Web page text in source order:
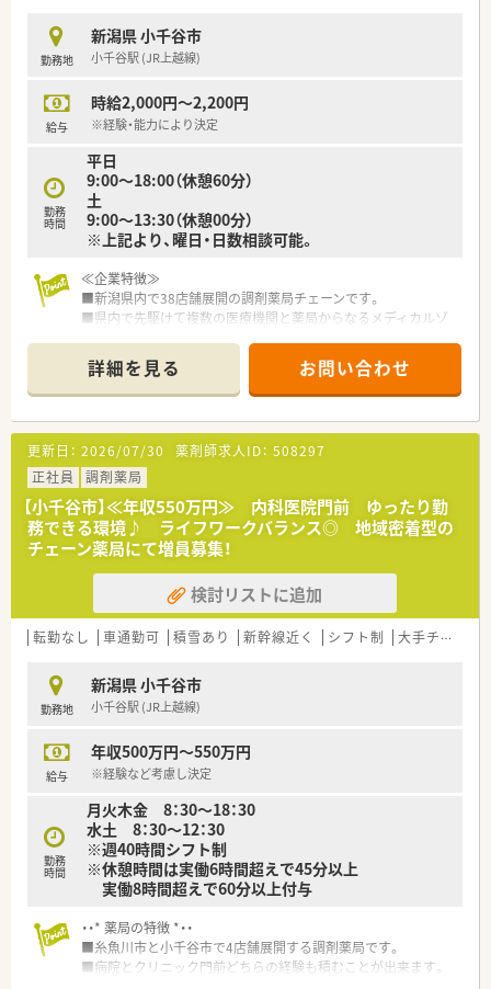
≪福利厚生≫
■最大6連休取得可能な充実した休暇制度がございます。
■産休・育休の取得率は100％！！
度など子育て支援が充実しております。
■認定薬剤師の申請・更新費用は全額会社が負担いたします。
勤務地
新潟県 小千谷市
小千谷駅 (JR上越線)
給与
時給2,000円～2,200円
※経験・能力により決定
勤務
時間
平日
9:00〜18:00（休憩60分）
土
9:00〜13:30（休憩00分）
※上記より、曜日・日数相談可能。
≪企業特徴≫
■新潟県内で38店舗展開の調剤薬局チェーンです。
■県内で先駆けて複数の医療機関と薬局からなるメディカルゾ
■今後も更なる店舗出店を計画中です。
■成長企業でスキルアップ＆キャリアアップ叶います。
■業界内でも高給与水準で、スキル経験に応じて年収600万円も
目指せます！
≪職場環境≫
■頑張りがきちんと評価され、昇給にもつながる企業です。
■ご経験よりも意欲重視の採用をしております。
■在宅医療などこれからの時代に求められる薬剤師のスキルを
積むことができます。
■若手薬剤師が多数活躍中です！！
■薬剤師・調剤事務などの人員配置が手厚く、対人業務にしっか
りと向き合える環境です。
■この店舗は外来対応のほか、在宅にも注力しています。
■最大6連休取得可能な充実した休暇制度がございます。
■産休・育休の取得率は100％！！
■育児用品の購入費用助成制度の他、保育料、病児保育料助成制
■認定薬剤師の申請・更新費用は全額会社が負担いたします。
詳細を見る お問い合わせ
更新日： 2026/07/30 薬剤師求人ID： 508297
正社員
調剤薬局
【小千谷市】≪年収550万円≫ 内科医院門前 ゆったり勤
務できる環境♪ ライフワークバランス◎ 地域密着型の
チェーン薬局にて増員募集！
検討リストに追加
転勤なし 車通勤可 積雪あり 新幹線近く シフト制 大手チェーン以外
勤務地
新潟県 小千谷市
小千谷駅 (JR上越線)
給与
年収500万円～550万円
※経験など考慮し決定
勤務
時間
月火木金 8：30～18：30
水土 8：30～12：30
※週40時間シフト制
※休憩時間は実働6時間超えで45分以上
実働8時間超えで60分以上付与
・・* 薬局の特徴 *・・
■糸魚川市と小千谷市で4店舗展開する調剤薬局です。
■病院とクリニック門前どちらの経験も積むことが出来ます。